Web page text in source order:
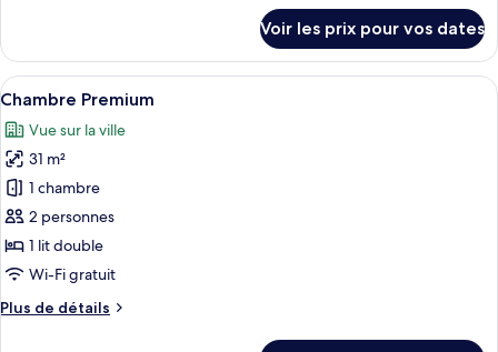
lits
une
place,
fumeurs,
vue
ville
le
type
de
Chambre
Premium,
lits
une
place,
fumeurs,
vue
Voir les prix pour vos dates
Afficher
toutes
les
photos
pour
ce
type
de
chambre :
Chambre
Une chambre d’hôtel avec un
6
Chambre Premium
Vue sur la ville
31 m²
1 chambre
2 personnes
1 lit double
Wi-Fi gratuit
Plus de détails
Plus